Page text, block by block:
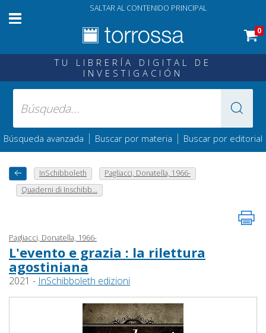
SALTAR AL CONTENIDO PRINCIPAL
0
TU LIBRERÍA DIGITAL DE
INVESTIGACIÓN
Búsqueda avanzada | Buscar por materia | Buscar por editorial
InSchibboleth
Pagliacci, Donatella, 1966-
Quaderni di Inschibb...
Pagliacci, Donatella, 1966-
L'evento e grazia : la rilettura
agostiniana
2021 - InSchibboleth edizioni